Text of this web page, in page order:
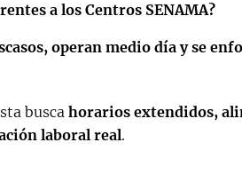
a los Centros SENAMA?
operan medio día y se
busca horarios extendidos,
laboral real.